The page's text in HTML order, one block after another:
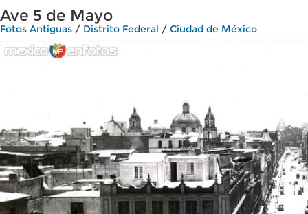
Ave 5 de Mayo
Fotos Antiguas / Distrito Federal / Ciudad de México